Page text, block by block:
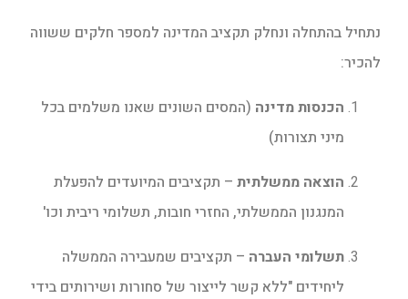
נתחיל בהתחלה ונחלק תקציב המדינה למספר חלקים ששווה
להכיר:
הכנסות מדינה (המסים השונים שאנו משלמים בכל
מיני תצורות)
הוצאה ממשלתית – תקציבים המיועדים להפעלת
המנגנון הממשלתי, החזרי חובות, תשלומי ריבית וכו'
תשלומי העברה – תקציבים שמעבירה הממשלה
ליחידים "ללא קשר לייצור של סחורות ושירותים בידי